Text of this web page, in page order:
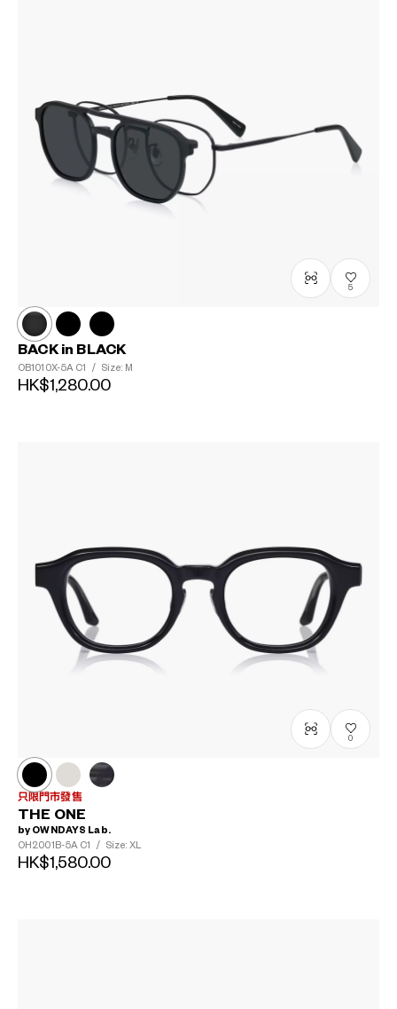
5
BACK in BLACK
OB1010X-5A C1 / Size: M
HK$1,280.00
0
只限門市發售
THE ONE
by OWNDAYS Lab.
OH2001B-5A C1 / Size: XL
HK$1,580.00